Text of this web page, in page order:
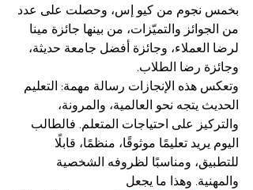
بخمس نجوم من كيو إس، وحصلت على عدد
من الجوائز والتميّزات، من بينها جائزة مينا
لرضا العملاء، وجائزة أفضل جامعة حديثة،
وجائزة رضا الطلاب.
وتعكس هذه الإنجازات رسالة مهمة: التعليم
الحديث يتجه نحو العالمية، والمرونة،
والتركيز على احتياجات المتعلم. فالطالب
اليوم يريد تعليمًا موثوقًا، منظمًا، قابلًا
للتطبيق، ومناسبًا لظروفه الشخصية
والمهنية. وهذا ما يجعل